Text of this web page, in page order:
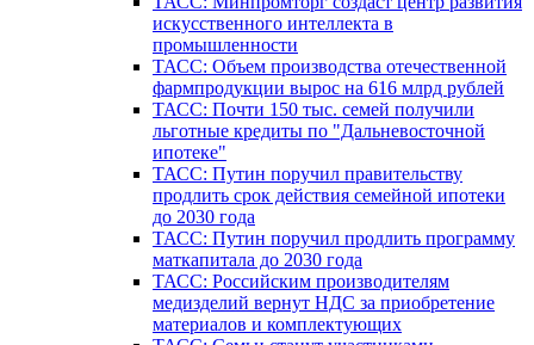
искусственного интеллекта в
промышленности
ТАСС: Объем производства отечественной
фармпродукции вырос на 616 млрд рублей
ТАСС: Почти 150 тыс. семей получили
льготные кредиты по "Дальневосточной
ипотеке"
ТАСС: Путин поручил правительству
продлить срок действия семейной ипотеки
до 2030 года
ТАСС: Путин поручил продлить программу
маткапитала до 2030 года
ТАСС: Российским производителям
медизделий вернут НДС за приобретение
материалов и комплектующих